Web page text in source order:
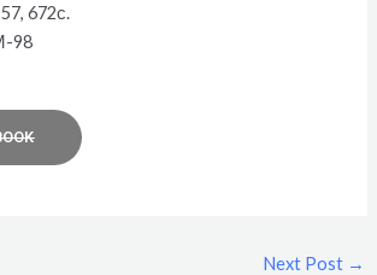
672с.
98
Next Post →